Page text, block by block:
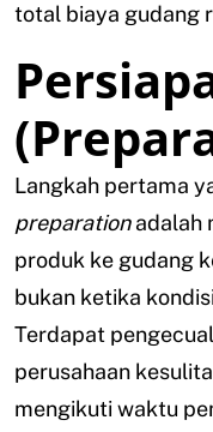
total biaya gudang
Langkah pertama
preparationadalah
produk ke gudang
bukan ketika
Terdapat
perusahaan
mengikuti waktu